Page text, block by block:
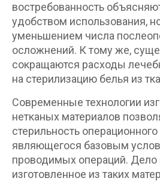
востребованность
удобством использования,
уменьшением числа
осложнений. К тому же,
сокращаются расходы
на стерилизацию белья из
Современные технологии
нетканых материалов
стерильность
являющегося базовым
проводимых операций. Дело
изготовленное из таких